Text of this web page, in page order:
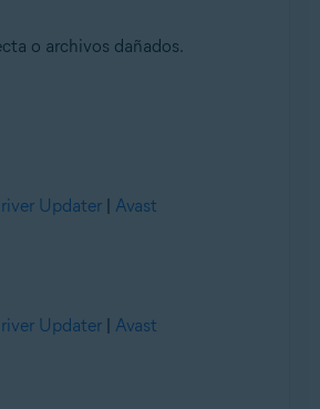
o archivos dañados.
Updater | Avast
Updater | Avast